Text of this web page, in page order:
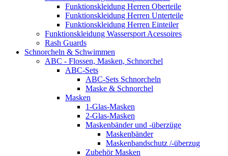
Funktionskleidung Herren Oberteile
Funktionskleidung Herren Unterteile
Funktionskleidung Herren Einteiler
Funktionskleidung Wassersport Acessoires
Rash Guards
Schnorcheln & Schwimmen
ABC - Flossen, Masken, Schnorchel
ABC-Sets
ABC-Sets Schnorcheln
Maske & Schnorchel
Masken
1-Glas-Masken
2-Glas-Masken
Maskenbänder und -überzüge
Maskenbänder
Maskenbandschutz /-überzug
Zubehör Masken